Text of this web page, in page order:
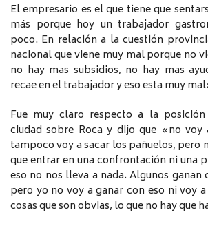
El empresario es el que tiene que
más porque hoy un trabajador
poco. En relación a la cuestión
nacional que viene muy mal porque no
no hay mas subsidios, no hay mas
recae en el trabajador y eso esta muy
Fue muy claro respecto a la
ciudad sobre Roca y dijo que «no voy
tampoco voy a sacar los pañuelos, pero
que entrar en una confrontación ni una
eso no nos lleva a nada. Algunos
pero yo no voy a ganar con eso ni voy
cosas que son obvias, lo que no hay que